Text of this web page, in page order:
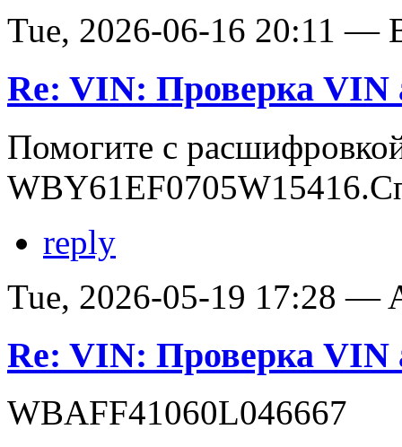
Tue, 2026-06-16 20:11 —
Re: VIN: Проверка VIN
Помогите с
reply
Tue, 2026-05-19 17:28 —
Re: VIN: Проверка VIN
WBAFF41060L046667